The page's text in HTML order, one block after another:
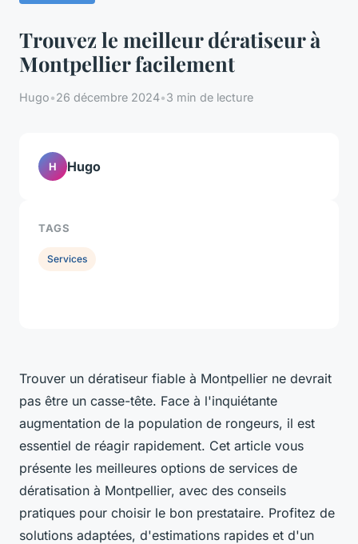
Trouvez le meilleur dératiseur à
Montpellier facilement
Hugo•26 décembre 2024•3 min de lecture
Trouver un dératiseur fiable à Montpellier ne devrait
pas être un casse-tête. Face à l'inquiétante
augmentation de la population de rongeurs, il est
essentiel de réagir rapidement. Cet article vous
présente les meilleures options de services de
dératisation à Montpellier, avec des conseils
pratiques pour choisir le bon prestataire. Profitez de
solutions adaptées, d'estimations rapides et d'un
H Hugo
TAGS
Services